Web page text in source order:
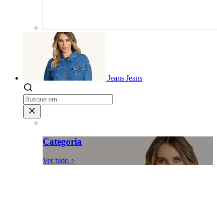
Jeans Jeans
Categoria
Ver tudo >